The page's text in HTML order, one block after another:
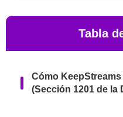
Tabla
Cómo
(Sección 1201 de la